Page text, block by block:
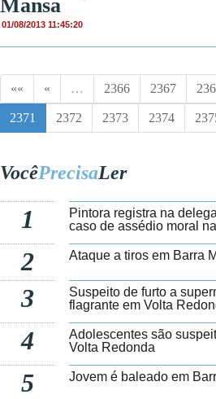
Mansa
01/08/2013 11:45:20
«« « … 2366 2367
2371 2372 2373 2374
VocêPrecisaLer
1
Pintora registra na
caso de assédio moral
2 Ataque a tiros em Barra
3
Suspeito de furto a
flagrante em Volta
4
Adolescentes são
Volta Redonda
5 Jovem é baleado em